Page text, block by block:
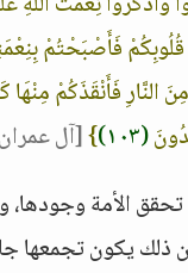
فَأَصْبَحْتُمْ
فَأَنْقَذَكُمْ مِنْهَا
(١٠٣) }[آل عمران:
تحقق الأمة
ذلك يكون تجمعها